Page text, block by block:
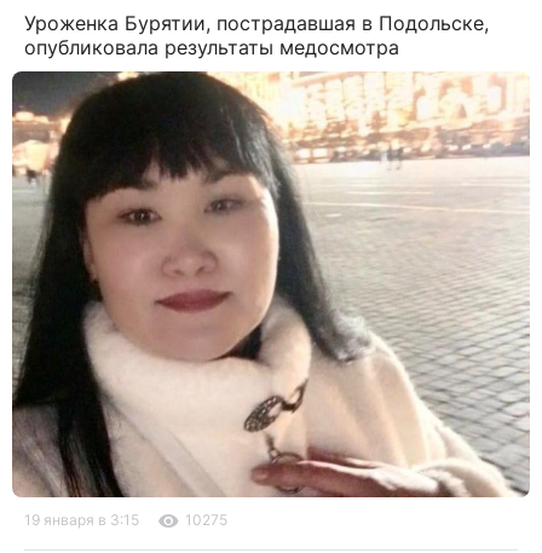
Уроженка Бурятии, пострадавшая в Подольске,
опубликовала результаты медосмотра
19 января в 3:15 10275